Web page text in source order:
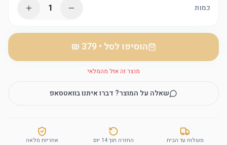
כמות 1
הוסיפו לסל •
‏379 ₪
מוצר זה אזל מהמלאי
שאלה על המוצר? דברו איתנו בוואטסאפ
משלוח עד הבית החזרה תוך 14 יום אחריות מלאה